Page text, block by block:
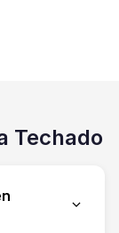
Techado